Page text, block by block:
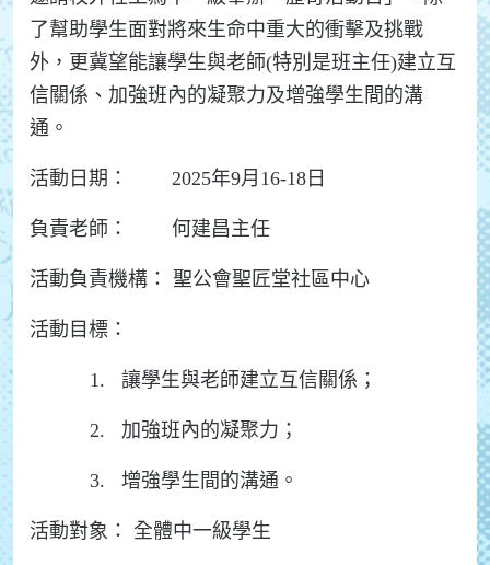
了幫助學生面對將來生命中重大的衝擊及挑戰
外，更冀望能讓學生與老師(特別是班主任)建立互
信關係、加強班內的凝聚力及增強學生間的溝
通。
活動日期： 2025年9月16-18日
負責老師： 何建昌主任
活動負責機構： 聖公會聖匠堂社區中心
活動目標：
1. 讓學生與老師建立互信關係；
2. 加強班內的凝聚力；
3. 增強學生間的溝通。
活動對象： 全體中一級學生